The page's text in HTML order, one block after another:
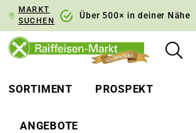
Zur Hauptnavigation
MARKT
SUCHEN
Über 500× in deiner Nähe
SORTIMENT PROSPEKT
ANGEBOTE